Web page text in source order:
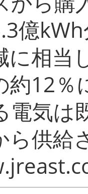
億
に相当
約12％
電気は
ら供給